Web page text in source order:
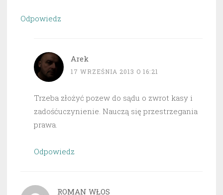
Odpowiedz
Arek
17 WRZEŚNIA 2013 O 16:21
Trzeba złożyć pozew do sądu o zwrot kasy i
zadośćuczynienie. Nauczą się przestrzegania
prawa.
Odpowiedz
ROMAN WŁOS